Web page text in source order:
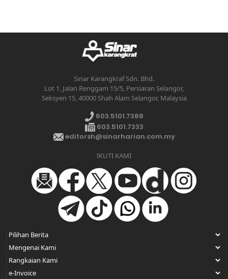
Sinar Karangkraf Sdn. Bhd.
Lot 1, Jalan Renggam 15/5, Persiaran Selangor,
Seksyen 15, 40000 Shah Alam Selangor, Malaysia
603.5101.7388
603.5101.7333
editorsh@sinarharian.com.my
IKUTI KAMI